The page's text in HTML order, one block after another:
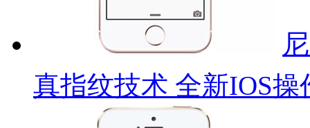
真指纹技术 全新IOS操